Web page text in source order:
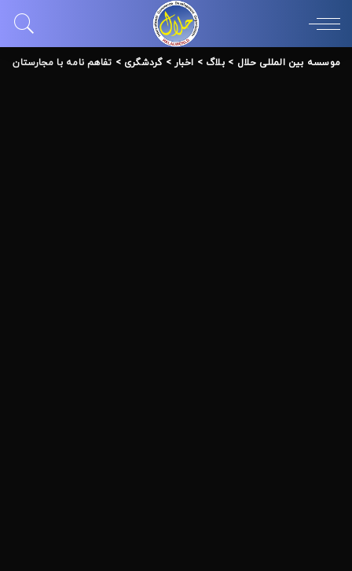
موسسه بین المللی حلال >بلاگ > اخبار >گردشگری > تفاهم نامه با مجارستان